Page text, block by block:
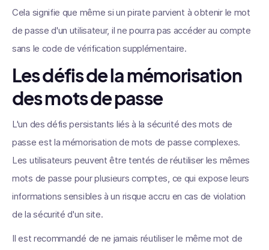
Cela signifie que même si un pirate parvient à obtenir le mot
de passe d'un utilisateur, il ne pourra pas accéder au compte
sans le code de vérification supplémentaire.
Les défis de la mémorisation
des mots de passe
L'un des défis persistants liés à la sécurité des mots de
passe est la mémorisation de mots de passe complexes.
Les utilisateurs peuvent être tentés de réutiliser les mêmes
mots de passe pour plusieurs comptes, ce qui expose leurs
informations sensibles à un risque accru en cas de violation
de la sécurité d'un site.
Il est recommandé de ne jamais réutiliser le même mot de